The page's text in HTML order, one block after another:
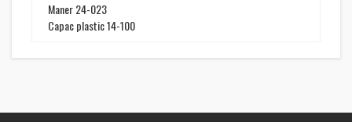
Maner 24-023
Capac plastic 14-100